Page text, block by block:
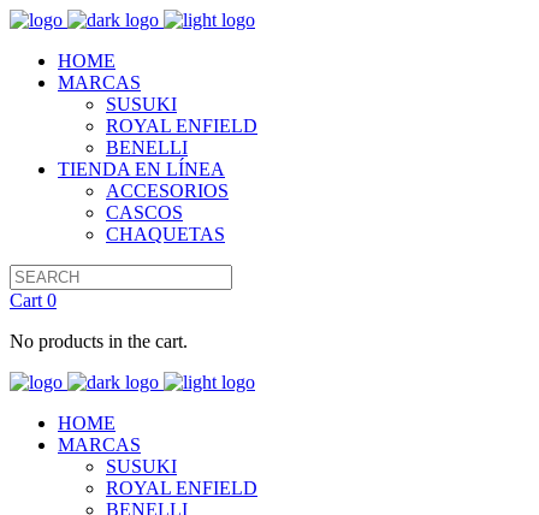
HOME
MARCAS
SUSUKI
ROYAL ENFIELD
BENELLI
TIENDA EN LÍNEA
ACCESORIOS
CASCOS
CHAQUETAS
Cart 0
No products in the cart.
HOME
MARCAS
SUSUKI
ROYAL ENFIELD
BENELLI